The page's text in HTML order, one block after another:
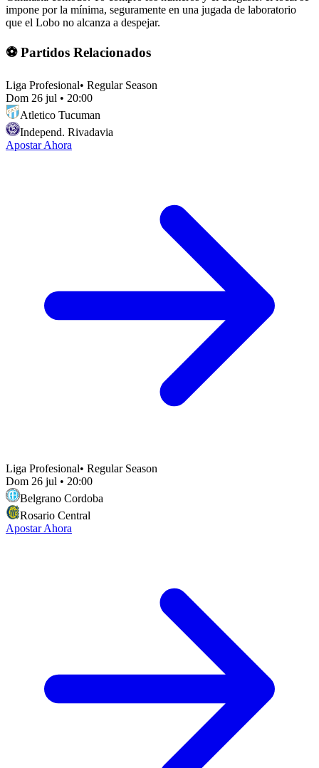
impone por la mínima, seguramente en una jugada de laboratorio
que el Lobo no alcanza a despejar.
⚽ Partidos Relacionados
Liga Profesional• Regular Season
Dom 26 jul • 20:00
Atletico Tucuman
Independ. Rivadavia
Apostar Ahora
Liga Profesional• Regular Season
Dom 26 jul • 20:00
Belgrano Cordoba
Rosario Central
Apostar Ahora